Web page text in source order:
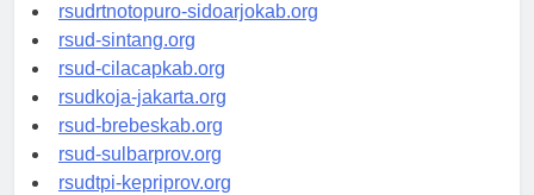
rsudrtnotopuro-sidoarjokab.org
rsud-sintang.org
rsud-cilacapkab.org
rsudkoja-jakarta.org
rsud-brebeskab.org
rsud-sulbarprov.org
rsudtpi-kepriprov.org